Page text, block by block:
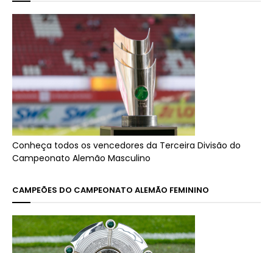
Conheça todos os vencedores da Terceira Divisão do
Campeonato Alemão Masculino
CAMPEÕES DO CAMPEONATO ALEMÃO FEMININO